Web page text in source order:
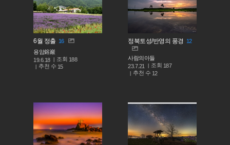
6월 정출 16
용암鎔巖
19.6.18
조회 188
추천 수 15
정북토성/반영의 풍경 12
사람의아들
23.7.21
조회 187
추천 수 12